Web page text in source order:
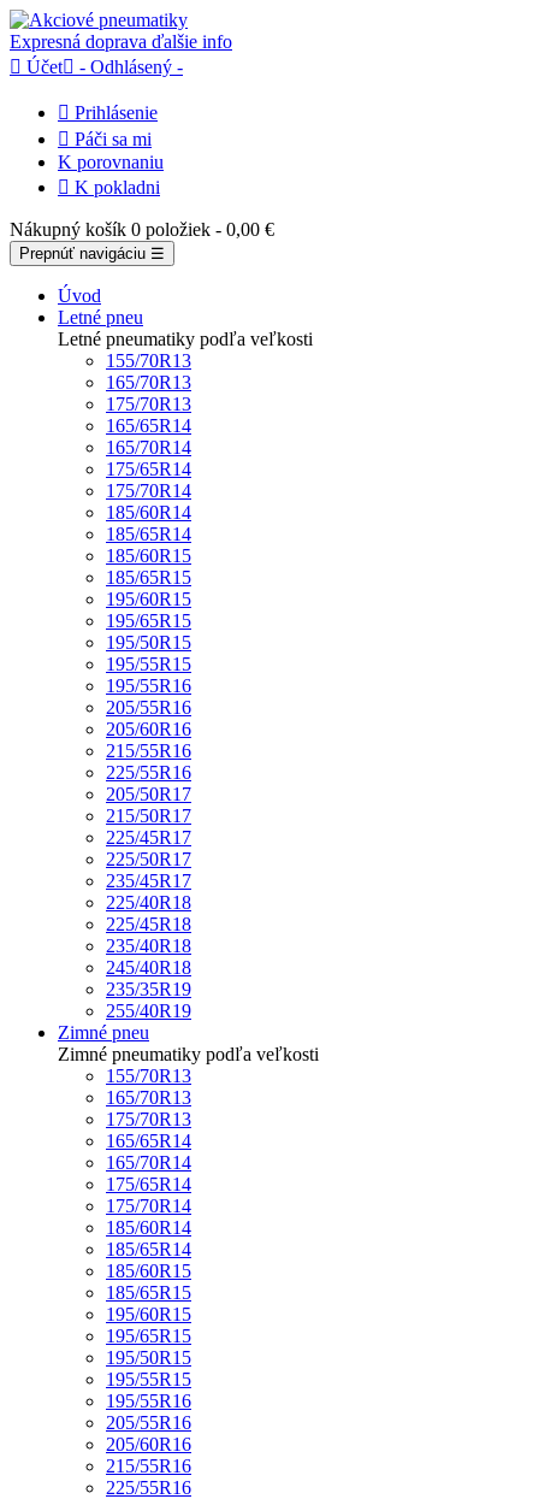
Expresná doprava ďalšie info
 Účet - Odhlásený -
 Prihlásenie
 Páči sa mi
K porovnaniu
 K pokladni
Nákupný košík 0 položiek - 0,00 €
Prepnúť navigáciu ☰
Úvod
Letné pneu
Letné pneumatiky podľa veľkosti
155/70R13
165/70R13
175/70R13
165/65R14
165/70R14
175/65R14
175/70R14
185/60R14
185/65R14
185/60R15
185/65R15
195/60R15
195/65R15
195/50R15
195/55R15
195/55R16
205/55R16
205/60R16
215/55R16
225/55R16
205/50R17
215/50R17
225/45R17
225/50R17
235/45R17
225/40R18
225/45R18
235/40R18
245/40R18
235/35R19
255/40R19
Zimné pneu
Zimné pneumatiky podľa veľkosti
155/70R13
165/70R13
175/70R13
165/65R14
165/70R14
175/65R14
175/70R14
185/60R14
185/65R14
185/60R15
185/65R15
195/60R15
195/65R15
195/50R15
195/55R15
195/55R16
205/55R16
205/60R16
215/55R16
225/55R16